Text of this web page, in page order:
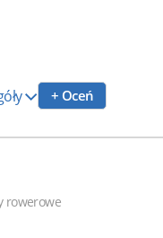
+ Oceń
rowerowe